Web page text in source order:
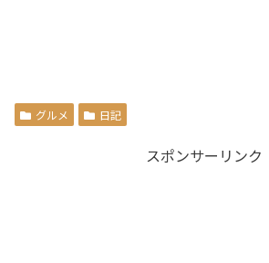
グルメ 日記
スポンサーリンク